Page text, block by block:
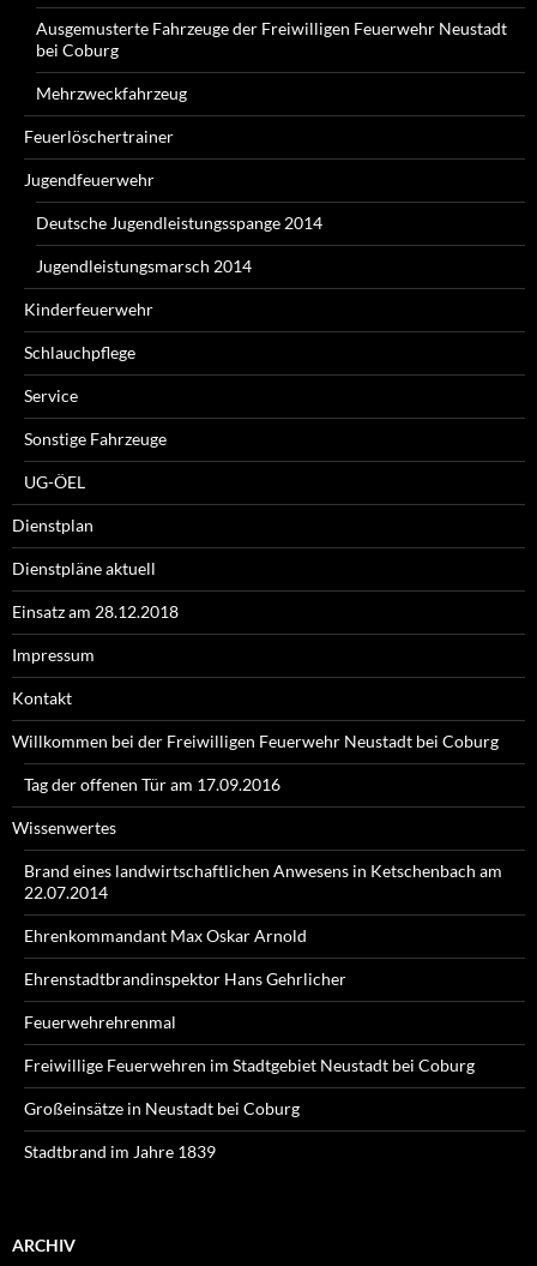
Ausgemusterte Fahrzeuge der Freiwilligen Feuerwehr Neustadt
bei Coburg
Mehrzweckfahrzeug
Feuerlöschertrainer
Jugendfeuerwehr
Deutsche Jugendleistungsspange 2014
Jugendleistungsmarsch 2014
Kinderfeuerwehr
Schlauchpflege
Service
Sonstige Fahrzeuge
UG-ÖEL
Dienstplan
Dienstpläne aktuell
Einsatz am 28.12.2018
Impressum
Kontakt
Willkommen bei der Freiwilligen Feuerwehr Neustadt bei Coburg
Tag der offenen Tür am 17.09.2016
Wissenwertes
Brand eines landwirtschaftlichen Anwesens in Ketschenbach am
22.07.2014
Ehrenkommandant Max Oskar Arnold
Ehrenstadtbrandinspektor Hans Gehrlicher
Feuerwehrehrenmal
Freiwillige Feuerwehren im Stadtgebiet Neustadt bei Coburg
Großeinsätze in Neustadt bei Coburg
Stadtbrand im Jahre 1839
ARCHIV